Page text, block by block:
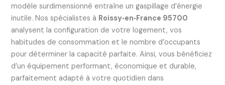
modèle surdimensionné entraîne un gaspillage d’énergie
inutile. Nos spécialistes à Roissy‑en‑France 95700
analysent la configuration de votre logement, vos
habitudes de consommation et le nombre d’occupants
pour déterminer la capacité parfaite. Ainsi, vous bénéficiez
d’un équipement performant, économique et durable,
parfaitement adapté à votre quotidien dans